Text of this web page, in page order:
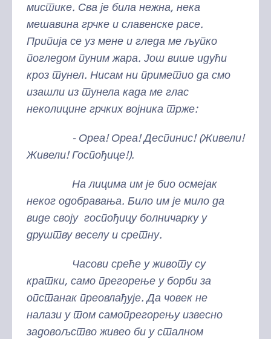
мистике. Сва је била нежна, нека
мешавина грчке и славенске расе.
Припија се уз мене и гледа ме љупко
погледом пуним жара. Још више идући
кроз тунел. Нисам ни приметио да смо
изашли из тунела када ме глас
неколицине грчких војника трже:
- Ореа! Ореа! Деспинис! (Живели!
Живели! Госпођице!).
На лицима им је био осмејак
неког одобравања. Било им је мило да
виде своју госпођицу болничарку у
друштву веселу и сретну.
Часови среће у животу су
кратки, само прегорење у борби за
опстанак преовлађује. Да човек не
налази у том самопрегорењу извесно
задовољство живео би у сталном